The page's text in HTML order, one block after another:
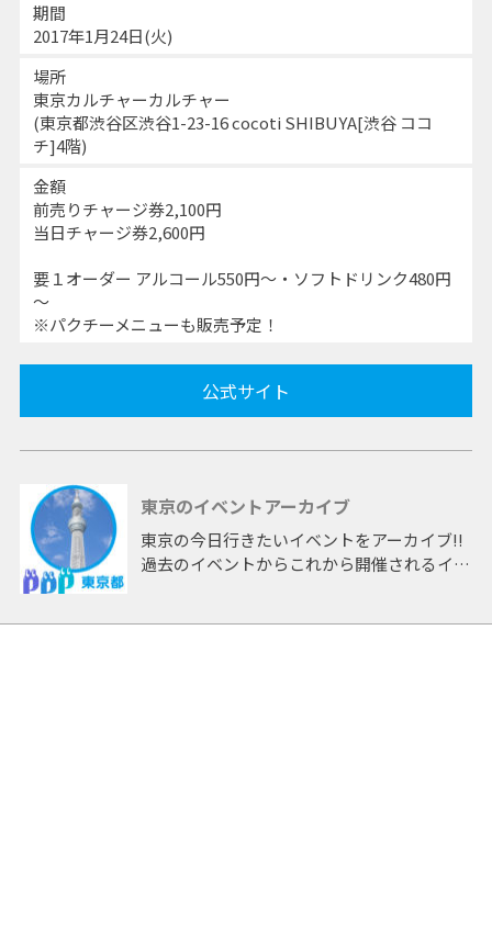
期間
2017年1月24日(火)
場所
東京カルチャーカルチャー
(東京都渋谷区渋谷1-23-16 cocoti SHIBUYA[渋谷 ココ
チ]4階)
金額
前売りチャージ券2,100円
当日チャージ券2,600円
要１オーダー アルコール550円〜・ソフトドリンク480円
～
※パクチーメニューも販売予定！
公式サイト
東京のイベントアーカイブ
東京の今日行きたいイベントをアーカイブ!!
過去のイベントからこれから開催されるイベ